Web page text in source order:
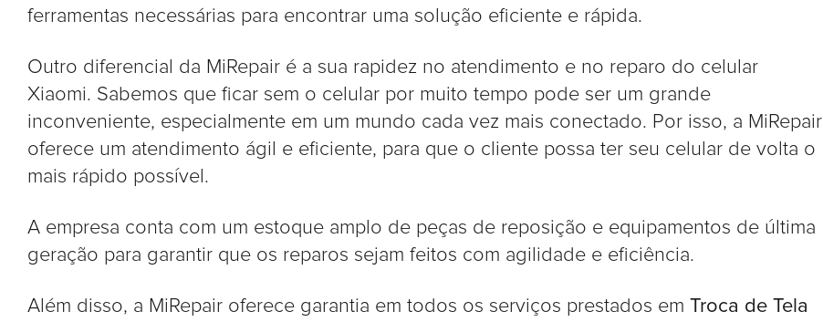
ferramentas necessárias para encontrar uma solução eficiente e rápida.
Outro diferencial da MiRepair é a sua rapidez no atendimento e no reparo do celular
Xiaomi. Sabemos que ficar sem o celular por muito tempo pode ser um grande
inconveniente, especialmente em um mundo cada vez mais conectado. Por isso, a MiRepair
oferece um atendimento ágil e eficiente, para que o cliente possa ter seu celular de volta o
mais rápido possível.
A empresa conta com um estoque amplo de peças de reposição e equipamentos de última
geração para garantir que os reparos sejam feitos com agilidade e eficiência.
Além disso, a MiRepair oferece garantia em todos os serviços prestados em Troca de Tela